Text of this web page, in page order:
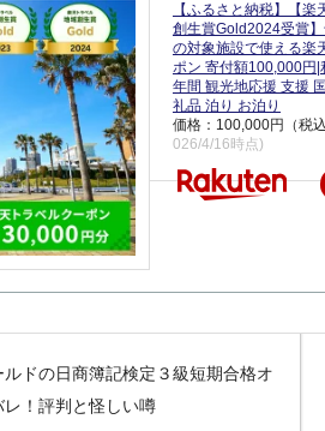
【ふるさと納税】【楽
創生賞Gold2024受賞
の対象施設で使える楽
ポン 寄付額100,000円|
年間 観光地応援 支援
礼品 泊り お泊り
価格：100,000円（税
026/4/16時点)
ドの日商簿記検定３級短期合格オ
！評判と怪しい噂